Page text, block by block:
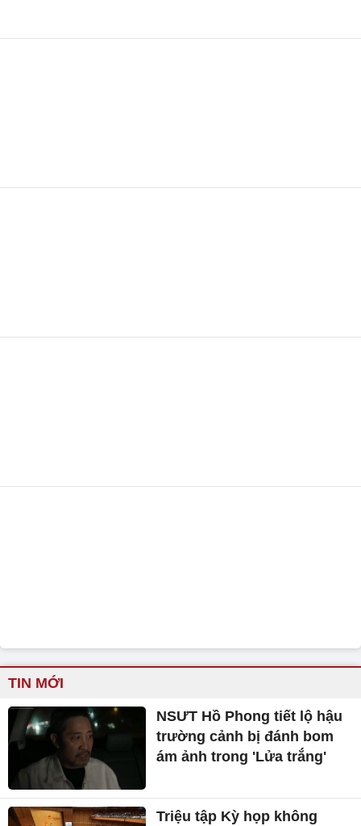
TIN MỚI
NSƯT Hồ Phong tiết lộ hậu
trường cảnh bị đánh bom
ám ảnh trong 'Lửa trắng'
Triệu tập Kỳ họp không